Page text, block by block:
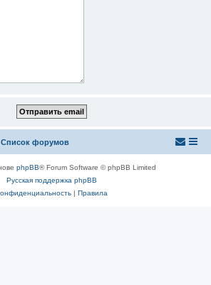
Список форумов
phpBB® Forum Software © phpBB Limited
Русская поддержка phpBB
| Правила